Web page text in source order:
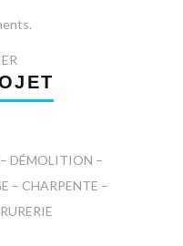
DÉMOLITION –
– CHARPENTE –